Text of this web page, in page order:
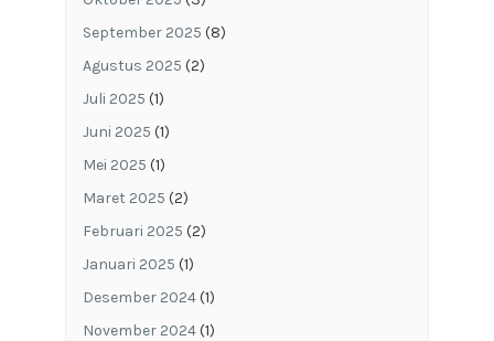
September 2025 (8)
Agustus 2025 (2)
Juli 2025 (1)
Juni 2025 (1)
Mei 2025 (1)
Maret 2025 (2)
Februari 2025 (2)
Januari 2025 (1)
Desember 2024(1)
November 2024(1)